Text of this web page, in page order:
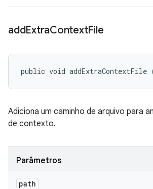
addExtraContextFile
public void addExtraContextFile
Adiciona um caminho de arquivo para
de contexto.
Parâmetros
path